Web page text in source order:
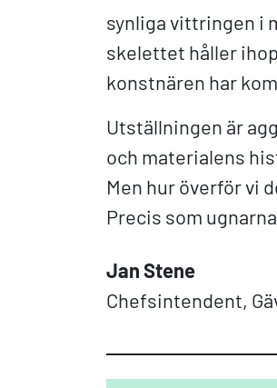
synliga vittringen i
skelettet håller
konstnären har
Utställningen är
och materialens
Men hur överför vi
Precis som
Jan Stene
Chefsintendent,